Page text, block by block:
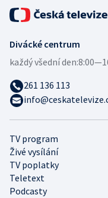
TV program
Živé vysílání
TV poplatky
Teletext
Podcasty
Divácké centrum
každý všední den:
261 136 113